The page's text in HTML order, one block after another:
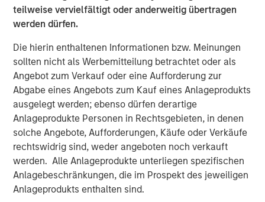
teilweise vervielfältigt oder anderweitig übertragen
werden dürfen.
Die hierin enthaltenen Informationen bzw. Meinungen
sollten nicht als Werbemitteilung betrachtet oder als
Angebot zum Verkauf oder eine Aufforderung zur
Abgabe eines Angebots zum Kauf eines Anlageprodukts
ausgelegt werden; ebenso dürfen derartige
Anlageprodukte Personen in Rechtsgebieten, in denen
solche Angebote, Aufforderungen, Käufe oder Verkäufe
rechtswidrig sind, weder angeboten noch verkauft
werden. Alle Anlageprodukte unterliegen spezifischen
Anlagebeschränkungen, die im Prospekt des jeweiligen
Anlageprodukts enthalten sind.
highest conviction assets that seeks to enhance
alignment and optimize outcomes for all stakeholders.”
Commenting on Ashbridge II, David N. Miller, Managing
Director and Head of Morgan Stanley Private Credit &
Equity, said: “With more than $40 billion of assets under
management across private credit and equity strategies,
we provide liquidity to the alpha rich middle-market
segment. Ashbridge II is emblematic of the breadth of
solutions we provide to enable investors access to
private markets in accordance with their risk, return,
duration and liquidity needs. We have committed $3.6
billion in GP-led single assets secondary transactions
since 2006 and we are pleased that our investors have